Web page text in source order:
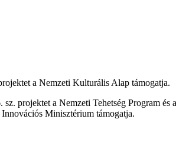
a Nemzeti Kulturális Alap támogatja.
projektet a Nemzeti Tehetség Program és a
Minisztérium támogatja.